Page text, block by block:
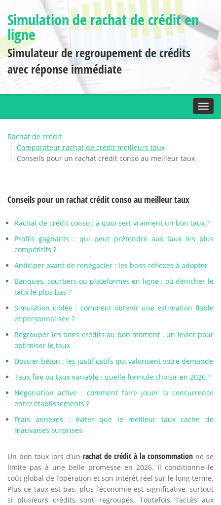
Simulation de rachat de crédit en
ligne
Simulateur de regroupement de crédits
avec réponse immédiate
Rachat de crédit
Comparateur rachat de crédit meilleurs taux
Conseils pour un rachat crédit conso au meilleur taux
Conseils pour un rachat crédit conso au meilleur taux
Rachat de crédit conso : à quoi sert vraiment un bon taux ?
Profils gagnants : qui peut prétendre aux taux les plus
compétitifs ?
Anticiper avant de renégocier : les bons réflexes à adopter
Banques, courtiers ou plateformes en ligne : où dénicher le
taux le plus bas ?
Simulation ciblée : comment obtenir une estimation fiable
et personnalisée ?
Regrouper les bons crédits au bon moment : un levier pour
optimiser le taux
Dossier béton : les justificatifs qui valorisent votre demande
Taux fixe ou taux variable : quelle formule choisir en 2026 ?
Négociation active : comment faire jouer la concurrence
entre établissements ?
Frais annexes : éviter que le meilleur taux cache de
mauvaises surprises
Un bon taux lors d’un rachat de crédit à la consommation ne se
limite pas à une belle promesse en 2026. Il conditionne le
coût global de l’opération et son intérêt réel sur le long terme.
Plus ce taux est bas, plus l’économie est significative, surtout
si plusieurs crédits sont regroupés. Toutefois, l’accès aux